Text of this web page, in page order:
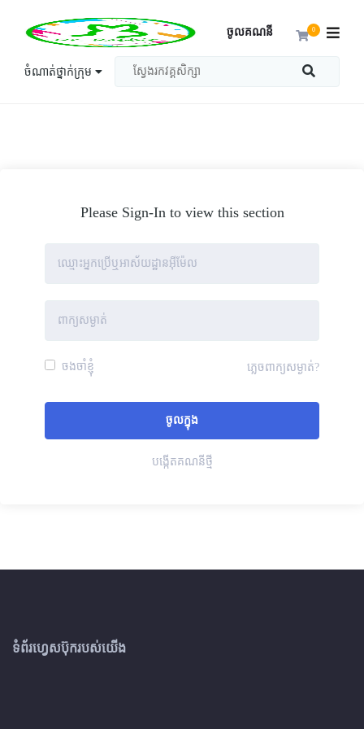
ចំណាត់ថ្នាក់ក្រុម
0
ចូលគណនី
Please Sign-In to view this section
ចងចាំខ្ញុំ ភ្លេចពាក្យសម្ងាត់?
បង្កើតគណនីថ្មី
ទំព័រហ្វេសប៊ុករបស់យើង